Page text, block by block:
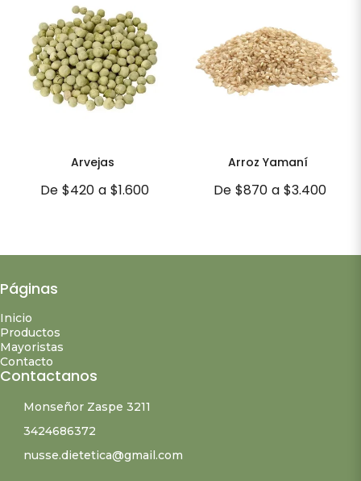
Arvejas
De $420 a $1.600
Arroz Yamaní
De $870 a $3.400
Páginas
Inicio
Productos
Mayoristas
Contacto
Contactanos
Monseñor Zaspe 3211
3424686372
nusse.dietetica@gmail.com